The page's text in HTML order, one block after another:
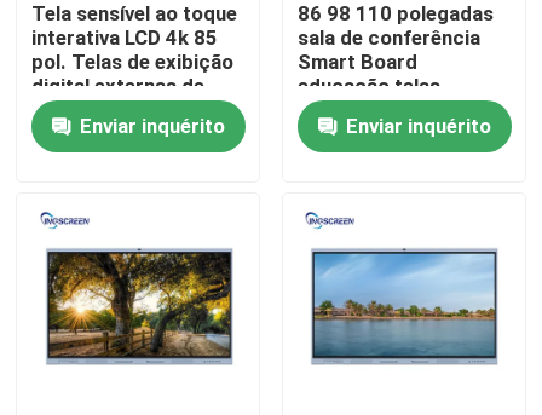
Produtos
Vídeos
Fábrica
Controle de Qualidade
Tela sensível ao toque
interativa LCD 4k 85
pol. Telas de exibição
digital externas de
sistema duplo
Enviar inquérito
86 98 110 polegadas
sala de conferência
Smart Board
educação telas
interativas para
eventosEnviar inquérito